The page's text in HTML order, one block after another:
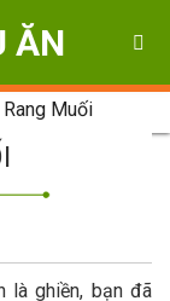
ĂN
Rang Muối
là ghiền, bạn đã